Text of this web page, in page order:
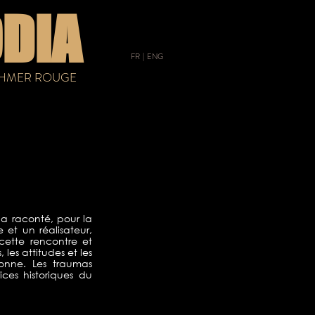
FR | ENG
ROUGE
raconté, pour la
et un réalisateur,
rencontre et
les attitudes et les
Les traumas
historiques du